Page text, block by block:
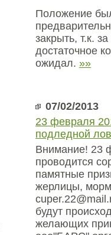
Положение
закрыть, т.к.
достаточное
ожидал. »»
07/02/2013
23 февраля
подледной
Внимание! 23
проводится
памятные
жерлицы,
будут
желающих